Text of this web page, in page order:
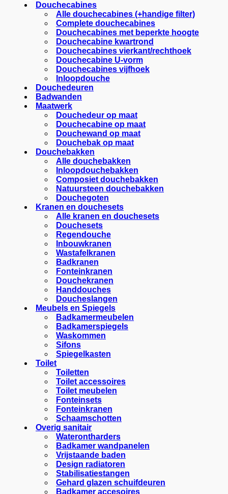
Douchecabines
Alle douchecabines (+handige filter)
Complete douchecabines
Douchecabines met beperkte hoogte
Douchecabine kwartrond
Douchecabines vierkant/rechthoek
Douchecabine U-vorm
Douchecabines vijfhoek
Inloopdouche
Douchedeuren
Badwanden
Maatwerk
Douchedeur op maat
Douchecabine op maat
Douchewand op maat
Douchebak op maat
Douchebakken
Alle douchebakken
Inloopdouchebakken
Composiet douchebakken
Natuursteen douchebakken
Douchegoten
Kranen en douchesets
Alle kranen en douchesets
Douchesets
Regendouche
Inbouwkranen
Wastafelkranen
Badkranen
Fonteinkranen
Douchekranen
Handdouches
Doucheslangen
Meubels en Spiegels
Badkamermeubelen
Badkamerspiegels
Waskommen
Sifons
Spiegelkasten
Toilet
Toiletten
Toilet accessoires
Toilet meubelen
Fonteinsets
Fonteinkranen
Schaamschotten
Overig sanitair
Waterontharders
Badkamer wandpanelen
Vrijstaande baden
Design radiatoren
Stabilisatiestangen
Gehard glazen schuifdeuren
Badkamer accesoires